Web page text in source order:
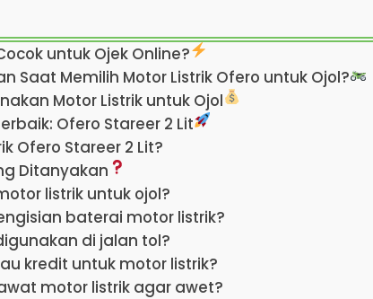
untuk Ojek Online?
Saat Memilih Motor Listrik Ofero untuk Ojol?
Motor Listrik untuk Ojol
Ofero Stareer 2 Lit
Ofero Stareer 2 Lit?
Ditanyakan
listrik untuk ojol?
baterai motor listrik?
di jalan tol?
kredit untuk motor listrik?
motor listrik agar awet?